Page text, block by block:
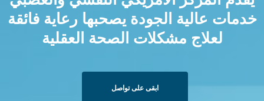
خدمات عالية الجودة يصحبها رعاية فائقة
لعلاج مشكلات الصحة العقلية
ابقى على تواصل